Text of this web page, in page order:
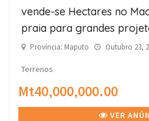
vende-se Hectares no
praia para grandes
Província: Maputo Outubro 23,
Terrenos
Mt40,000,000.00
VER